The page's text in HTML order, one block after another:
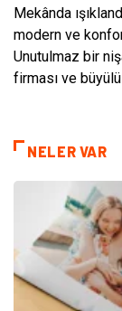
Mekânda
modern ve
Unutulmaz bir
firması ve
NELER VAR